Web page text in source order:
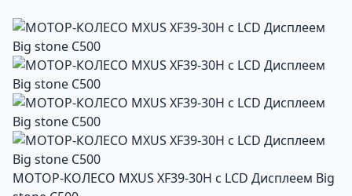
МОТОР-КОЛЕСО MXUS XF39-30H с LCD Дисплеем Big